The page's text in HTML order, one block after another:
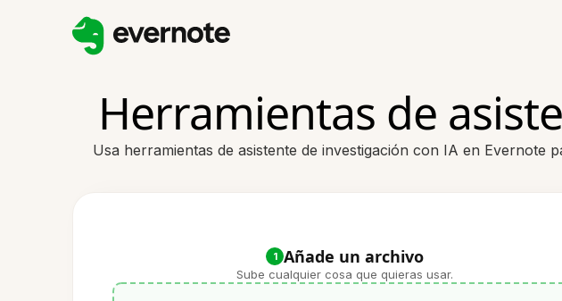
Herramientas de
Usa herramientas de asistente de investigación con IA en
1 Añade un archivo
Sube cualquier cosa que quieras usar.